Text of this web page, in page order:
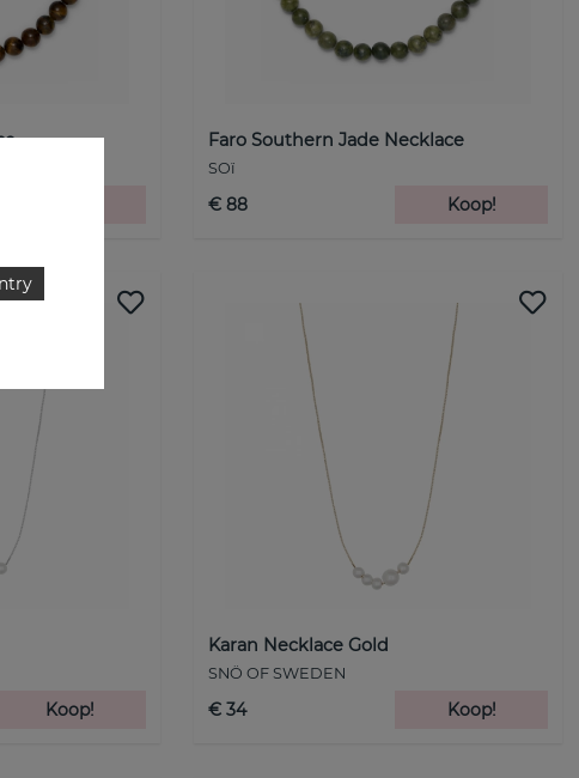
Faro Southern Jade Necklace
SOï
€ 88 Koop!
Koop!
Karan Necklace Gold
SNÖ OF SWEDEN
€ 34 Koop!